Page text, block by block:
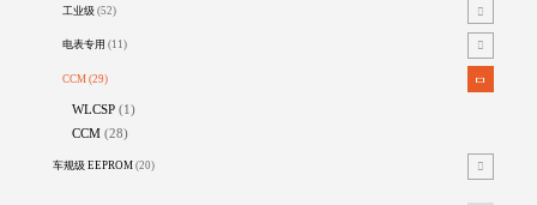
工业级(52)
电表专用(11)
CCM(29)
WLCSP(1)
CCM(28)
车规级 EEPROM(20)